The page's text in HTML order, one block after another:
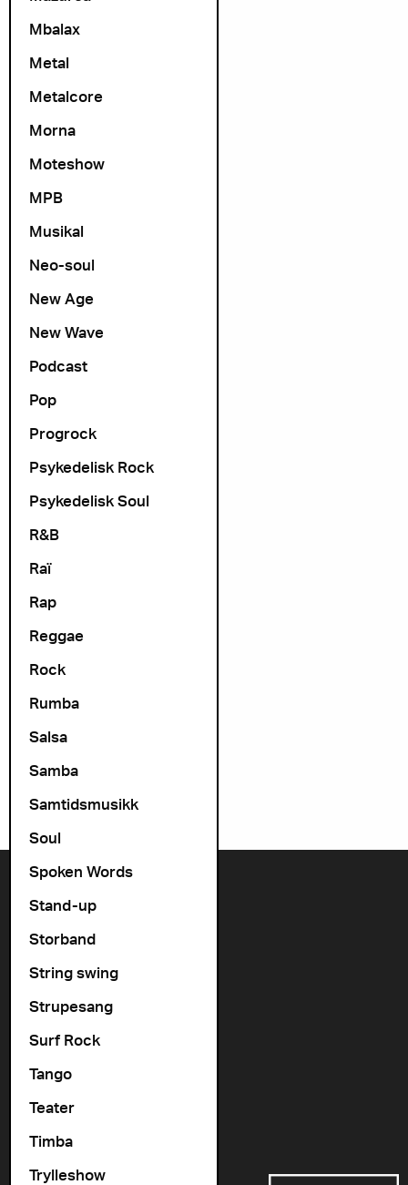
Mbalax
Metal
Metalcore
Morna
Moteshow
MPB
Musikal
Neo-soul
New Age
New Wave
Podcast
Pop
Progrock
Psykedelisk Rock
Psykedelisk Soul
R&B
Raï
Rap
Reggae
Rock
Rumba
Salsa
Samba
Samtidsmusikk
Soul
Spoken Words
Stand-up
Storband
String swing
Strupesang
Surf Rock
Tango
Teater
Timba
Trylleshow
+47 22 11 33 08
Vogts gate 64, 0477 Oslo
info@cosmopolite.no
Gå til vår spilleliste
Støttet av